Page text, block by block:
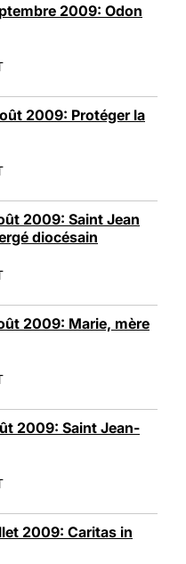
2009: Odon
2009: Protéger la
2009: Saint Jean
diocésain
2009: Marie, mère
2009: Saint Jean-
2009: Caritas in